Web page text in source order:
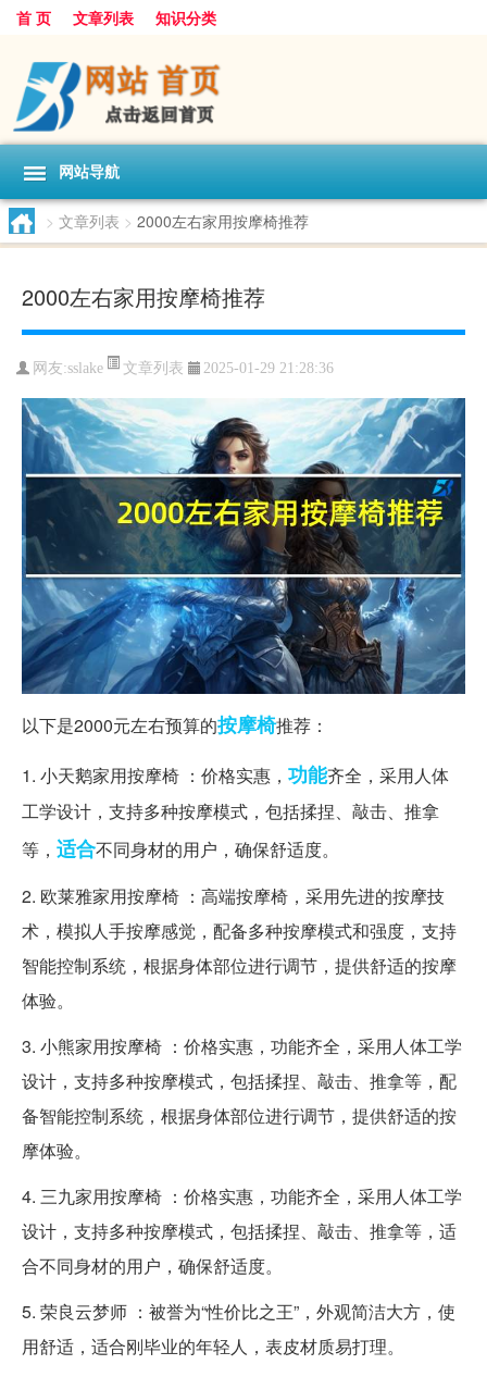
首 页 文章列表 知识分类
网站导航
> 文章列表 > 2000左右家用按摩椅推荐
2000左右家用按摩椅推荐
网友:sslake 文章列表 2025-01-29 21:28:36
以下是2000元左右预算的按摩椅推荐：
1. 小天鹅家用按摩椅 ：价格实惠， 功能齐全，采用人体
工学设计，支持多种按摩模式，包括揉捏、敲击、推拿
等， 适合不同身材的用户，确保舒适度。
2. 欧莱雅家用按摩椅 ：高端按摩椅，采用先进的按摩技
术，模拟人手按摩感觉，配备多种按摩模式和强度，支持
智能控制系统，根据身体部位进行调节，提供舒适的按摩
体验。
3. 小熊家用按摩椅 ：价格实惠，功能齐全，采用人体工学
设计，支持多种按摩模式，包括揉捏、敲击、推拿等，配
备智能控制系统，根据身体部位进行调节，提供舒适的按
摩体验。
4. 三九家用按摩椅 ：价格实惠，功能齐全，采用人体工学
设计，支持多种按摩模式，包括揉捏、敲击、推拿等，适
合不同身材的用户，确保舒适度。
5. 荣良云梦师 ：被誉为“性价比之王”，外观简洁大方，使
用舒适，适合刚毕业的年轻人，表皮材质易打理。